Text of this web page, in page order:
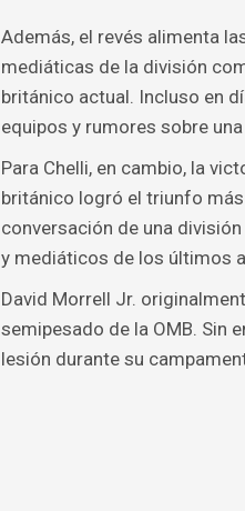
Además, el revés alimenta
mediáticas de la división
británico actual. Incluso en
equipos y rumores sobre
Para Chelli, en cambio, la
británico logró el triunfo
conversación de una
y mediáticos de los últimos
David Morrell Jr.
semipesado de la OMB. Sin
lesión durante su